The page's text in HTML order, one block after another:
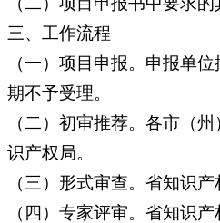
三、工作流程
（一）项目申报。申报单
期不予受理。
（二）初审推荐。各市（
识产权局。
（三）形式审查。省知识
（四）专家评审。省知识